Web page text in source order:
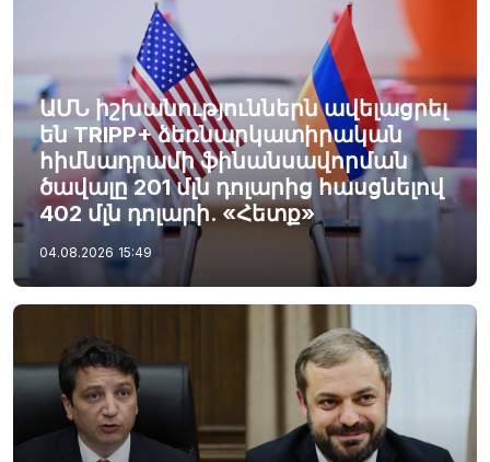
ԱՄՆ իշխանություններն ավելացրել
են TRIPP+ ձեռնարկատիրական
հիմնադրամի ֆինանսավորման
ծավալը 201 մլն դոլարից հասցնելով
402 մլն դոլարի. «Հետք»
04.08.2026 15:49